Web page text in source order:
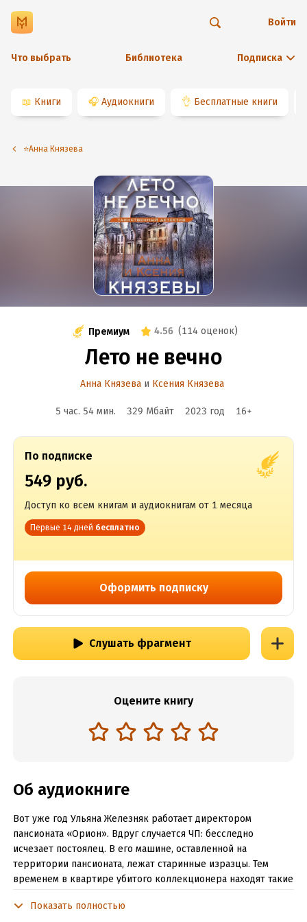
Что выбрать Библиотека Подписка
Войти
📖 Книги 🎧 Аудиокниги 👌 Бесплатные книги
⭐️Анна Князева
Премиум 4.56 (114 оценок)
Лето не вечно
Анна Князева и Ксения Князева
5 час. 54 мин. 329 Мбайт 2023 год 16+
По подписке
549 руб.
Доступ ко всем книгам и аудиокнигам от 1 месяца
Первые 14 дней бесплатно
Оформить подписку
Слушать фрагмент
Оцените книгу
Об аудиокниге
Вот уже год Ульяна Железняк работает директором
пансионата «Орион». Вдруг случается ЧП: бесследно
исчезает постоялец. В его машине, оставленной на
территории пансионата, лежат старинные изразцы. Тем
временем в квартире убитого коллекционера находят такие
Показать полностью